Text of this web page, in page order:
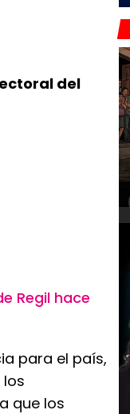
del
Regil hace
para el país,
que los